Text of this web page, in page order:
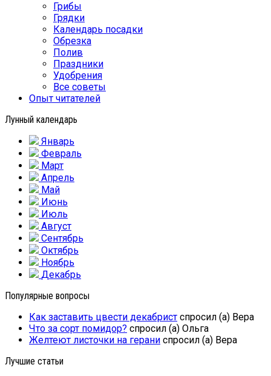
Грибы
Грядки
Календарь посадки
Обрезка
Полив
Праздники
Удобрения
Все советы
Опыт читателей
Лунный календарь
Январь
Февраль
Март
Апрель
Май
Июнь
Июль
Август
Сентябрь
Октябрь
Ноябрь
Декабрь
Популярные вопросы
Как заставить цвести декабрист спросил (а) Вера
Что за сорт помидор? спросил (а) Ольга
Желтеют листочки на герани спросил (а) Вера
Лучшие статьи